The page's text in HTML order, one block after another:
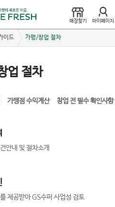
매장찾기 마이페이지
이드 가맹/창업 절차
업 절차
가맹점 수익계산 창업 전 필수 확인사항
안내 및 절차소개
제공받아 GS수퍼 사업성 검토